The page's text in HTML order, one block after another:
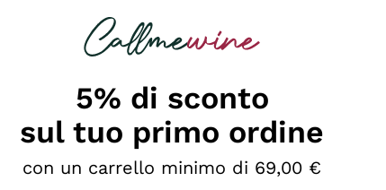
5% di sconto
sul tuo primo ordine
con un carrello minimo di 69,00 €